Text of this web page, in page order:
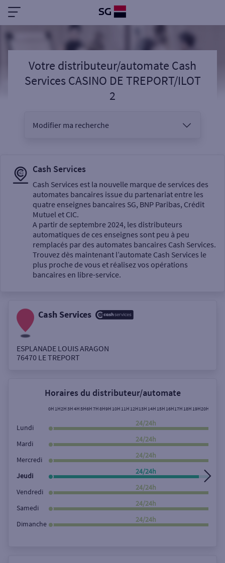
Votre distributeur/automate Cash
Services CASINO DE TREPORT/ILOT
2
Modifier ma recherche
Sélectionnez votre recherche
Un service
Autour de moi
Rue
Cash Services
Cash Services est la nouvelle marque de services des
automates bancaires issue du partenariat entre les
quatre enseignes bancaires SG, BNP Paribas, Crédit
Mutuel et CIC.
A partir de septembre 2024, les distributeurs
automatiques de ces enseignes sont peu à peu
remplacés par des automates bancaires Cash Services.
Trouvez dès maintenant l’automate Cash Services le
plus proche de vous et réalisez vos opérations
bancaires en libre-service.
Cash Services
ESPLANADE LOUIS ARAGON
76470 LE TREPORT
Horaires du distributeur/automate
0H 1H2H3H4H5H6H7H8H9H 10H 11H 12H13H 14H 15H 16H17H 18H 19H20H
Lundi
24/24h
Mardi
24/24h
Mercredi
24/24h
Jeudi
24/24h
Vendredi
24/24h
Samedi
24/24h
Dimanche
24/24h